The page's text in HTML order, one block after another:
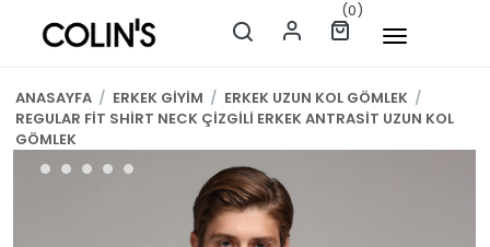
(0)
ANASAYFA / ERKEK GİYİM / ERKEK UZUN KOL GÖMLEK /
REGULAR FİT SHİRT NECK ÇİZGİLİ ERKEK ANTRASİT UZUN KOL
GÖMLEK